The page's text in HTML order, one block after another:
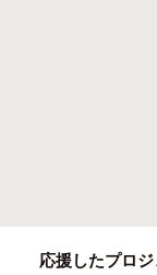
応援したプロジ